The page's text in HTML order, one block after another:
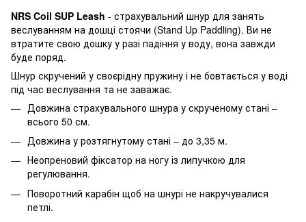
NRS Coil SUP Leash - страхувальний шнур для занять
веслуванням на дошці стоячи (Stand Up Paddling). Ви не
втратите свою дошку у разі падіння у воду, вона завжди
буде поряд.
Шнур скручений у своєрідну пружину і не бовтається у воді
під час веслування та не заважає.
Довжина страхувального шнура у скрученому стані –
всього 50 см.
Довжина у розтягнутому стані – до 3,35 м.
Неопреновий фіксатор на ногу із липучкою для
регулювання.
Поворотний карабін щоб на шнурі не накручувалися
петлі.